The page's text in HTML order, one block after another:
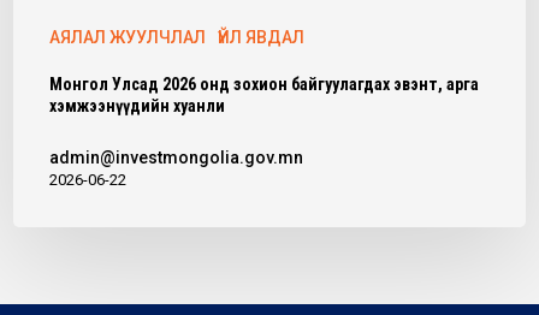
АЯЛАЛ ЖУУЛЧЛАЛ ҮЙЛ ЯВДАЛ
Монгол Улсад 2026 онд зохион байгуулагдах эвэнт, арга
хэмжээнүүдийн хуанли
admin@investmongolia.gov.mn
2026-06-22